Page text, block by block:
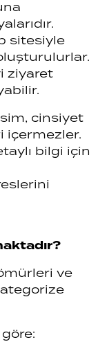
sitesiyle
ziyaret
cinsiyet
içermezler.
bilgi için
ve